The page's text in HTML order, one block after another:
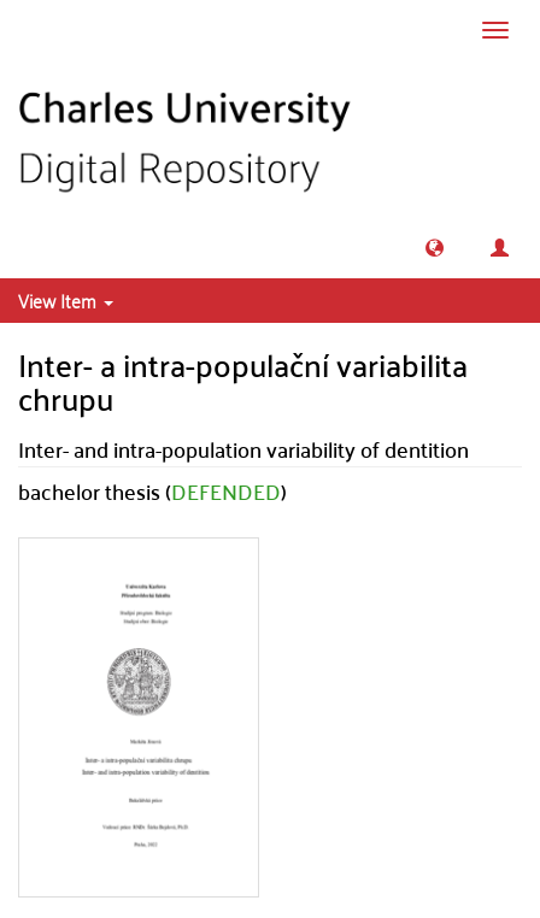
View Item
Inter- a intra-populační variabilita
chrupu
Inter- and intra-population variability of dentition
bachelor thesis (DEFENDED)